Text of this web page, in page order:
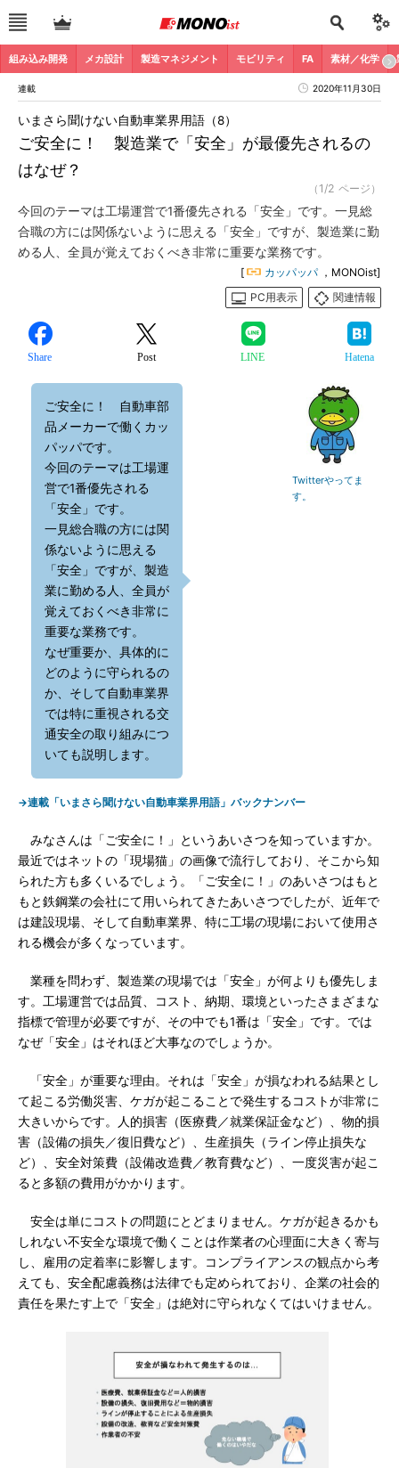
組み込み開発 メカ設計 製造マネジメント モビリティ FA 素材／化学
連載 2020年11月30日
ご安全に！ 製造業で「安全」が最優先されるの
はなぜ？
いまさら聞けない自動車業界用語（8）
（1/2 ページ）
今回のテーマは工場運営で1番優先される「安全」です。一見総
合職の方には関係ないように思える「安全」ですが、製造業に勤
める人、全員が覚えておくべき非常に重要な業務です。
[ カッパッパ ，MONOist]
PC用表示
関連情報
Share Post LINE Hatena
Twitterやってま
す。
ご安全に！ 自動車部
品メーカーで働くカッ
パッパです。
今回のテーマは工場運
営で1番優先される
「安全」です。
一見総合職の方には関
係ないように思える
「安全」ですが、製造
業に勤める人、全員が
覚えておくべき非常に
重要な業務です。
なぜ重要か、具体的に
どのように守られるの
か、そして自動車業界
では特に重視される交
通安全の取り組みにつ
いても説明します。
→連載「いまさら聞けない自動車業界用語」バックナンバー
みなさんは「ご安全に！」というあいさつを知っていますか。
最近ではネットの「現場猫」の画像で流行しており、そこから知
られた方も多くいるでしょう。「ご安全に！」のあいさつはもと
もと鉄鋼業の会社にて用いられてきたあいさつでしたが、近年で
は建設現場、そして自動車業界、特に工場の現場において使用さ
れる機会が多くなっています。
業種を問わず、製造業の現場では「安全」が何よりも優先しま
す。工場運営では品質、コスト、納期、環境といったさまざまな
指標で管理が必要ですが、その中でも1番は「安全」です。では
なぜ「安全」はそれほど大事なのでしょうか。
「安全」が重要な理由。それは「安全」が損なわれる結果とし
て起こる労働災害、ケガが起こることで発生するコストが非常に
大きいからです。人的損害（医療費／就業保証金など）、物的損
害（設備の損失／復旧費など）、生産損失（ライン停止損失な
ど）、安全対策費（設備改造費／教育費など）、一度災害が起こ
ると多額の費用がかかります。
安全は単にコストの問題にとどまりません。ケガが起きるかも
しれない不安全な環境で働くことは作業者の心理面に大きく寄与
し、雇用の定着率に影響します。コンプライアンスの観点から考
えても、安全配慮義務は法律でも定められており、企業の社会的
責任を果たす上で「安全」は絶対に守られなくてはいけません。